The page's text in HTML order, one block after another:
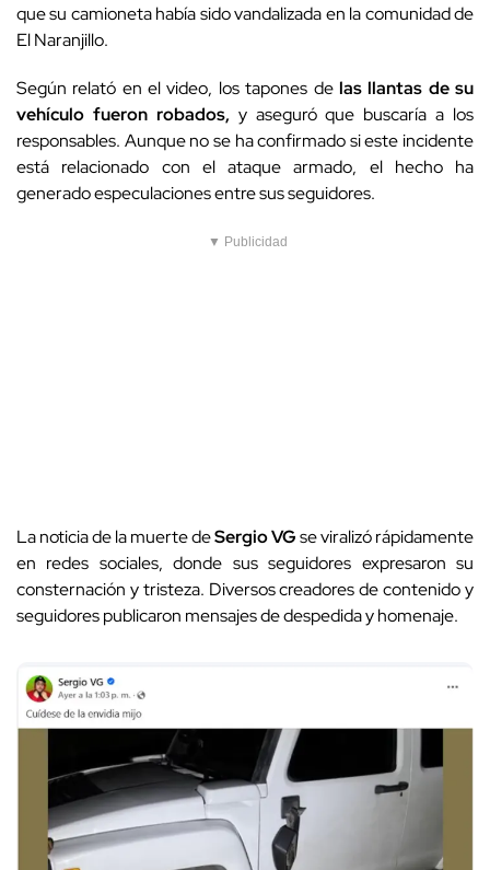
que su camioneta había sido vandalizada en la comunidad de
El Naranjillo.
Según relató en el video, los tapones de las llantas de su
vehículo fueron robados, y aseguró que buscaría a los
responsables. Aunque no se ha confirmado si este incidente
está relacionado con el ataque armado, el hecho ha
generado especulaciones entre sus seguidores.
▼ Publicidad
La noticia de la muerte deSergio VGse viralizó rápidamente
en redes sociales, donde sus seguidores expresaron su
consternación y tristeza. Diversos creadores de contenido y
seguidores publicaron mensajes de despedida y homenaje.